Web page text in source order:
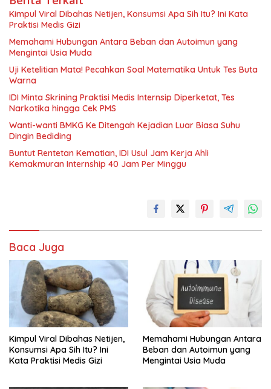
Kimpul Viral Dibahas Netijen, Konsumsi Apa Sih Itu? Ini Kata
Praktisi Medis Gizi
Memahami Hubungan Antara Beban dan Autoimun yang
Mengintai Usia Muda
Uji Ketelitian Mata! Pecahkan Soal Matematika Untuk Tes Buta
Warna
IDI Minta Skrining Praktisi Medis Internsip Diperketat, Tes
Narkotika hingga Cek PMS
Wanti-wanti BMKG Ke Ditengah Kejadian Luar Biasa Suhu
Dingin Bediding
Buntut Rentetan Kematian, IDI Usul Jam Kerja Ahli
Kemakmuran Internship 40 Jam Per Minggu
Baca Juga
Kimpul Viral Dibahas Netijen,
Konsumsi Apa Sih Itu? Ini
Kata Praktisi Medis Gizi
Memahami Hubungan Antara
Beban dan Autoimun yang
Mengintai Usia Muda